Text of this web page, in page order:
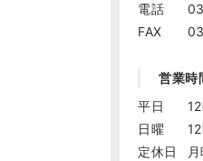
電話
FAX
営業時
平日
日曜
定休日